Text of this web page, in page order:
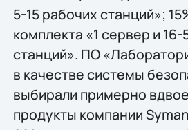
5-15 рабочих станций»;
комплекта «1 сервер и
станций». ПО
в качестве системы
выбирали примерно
продукты компании